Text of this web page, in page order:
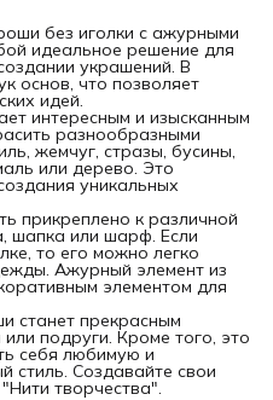
без иголки с ажурными
идеальное решение для
украшений. В
основ, что позволяет
идей.
интересным и изысканным
разнообразными
жемчуг, стразы, бусины,
или дерево. Это
уникальных
прикреплено к различной
шапка или шарф. Если
то его можно легко
Ажурный элемент из
элементом для
станет прекрасным
подруги. Кроме того, это
себя любимую и
стиль. Создавайте свои
творчества".